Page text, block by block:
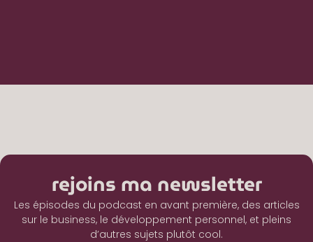
rejoins ma newsletter
Les épisodes du podcast en avant première, des articles
sur le business, le développement personnel, et pleins
d’autres sujets plutôt cool.